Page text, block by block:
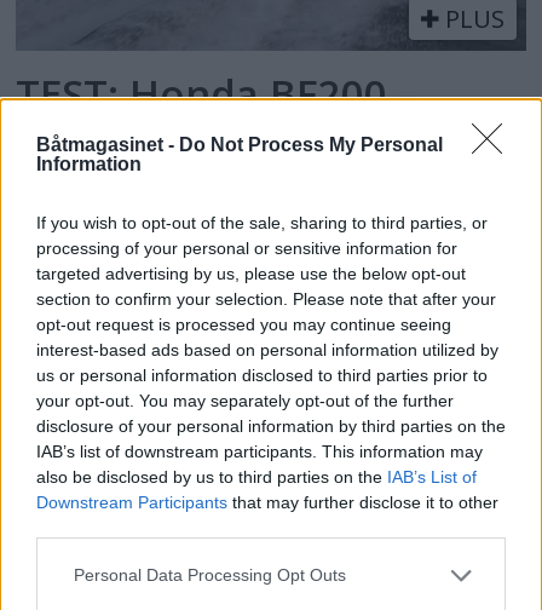
Båtmagasinet - Do Not Process My Personal
Information
If you wish to opt-out of the sale, sharing to third parties, or
processing of your personal or sensitive information for
targeted advertising by us, please use the below opt-out
section to confirm your selection. Please note that after your
opt-out request is processed you may continue seeing
interest-based ads based on personal information utilized by
us or personal information disclosed to third parties prior to
your opt-out. You may separately opt-out of the further
disclosure of your personal information by third parties on the
IAB’s list of downstream participants. This information may
also be disclosed by us to third parties on the IAB’s List of
Downstream Participants that may further disclose it to other
Personal Data Processing Opt Outs
PLUS
TEST: Honda BF200 –
Mange finesser
Topp 10: Disse båtene fikk
flest klikk i Testguiden i